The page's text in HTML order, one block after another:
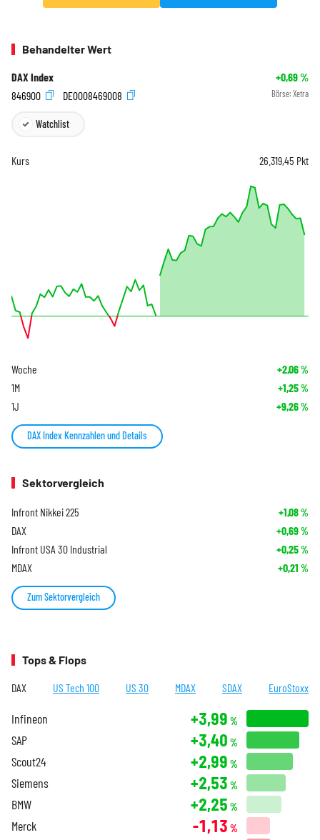
Behandelter Wert
DAX Index +0,69%
846900
DE0008469008 Börse: Xetra
Watchlist
Kurs 26.319,45 Pkt
Woche +2,06%
1M +1,25%
1J +9,26%
DAX Index Kennzahlen und Details
Sektorvergleich
Infront Nikkei 225 +1,08%
DAX +0,69%
Infront USA 30 Industrial +0,25%
MDAX +0,21 %
Zum Sektorvergleich
Tops & Flops
DAX US Tech 100 US 30 MDAX SDAX EuroStoxx
Infineon +3,99 %
SAP +3,40 %
Scout24 +2,99 %
Siemens +2,53 %
BMW +2,25 %
Merck -1,13 %